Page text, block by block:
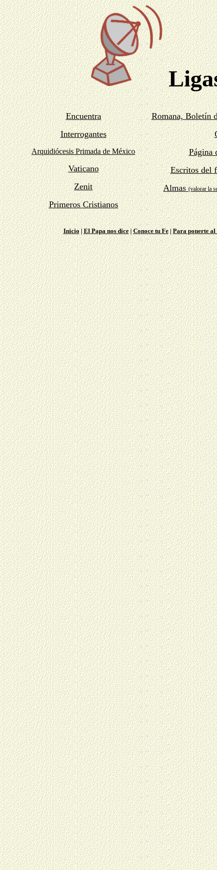
Encuentra
Interrogantes
Arquidiócesis Primada de México
Vaticano
Zenit
Primeros Cristianos
Romana, Boletín
Página
Escritos del
Almas(valorar la
Inicio|El Papa nos dice|Conoce tu Fe|Para ponerte al